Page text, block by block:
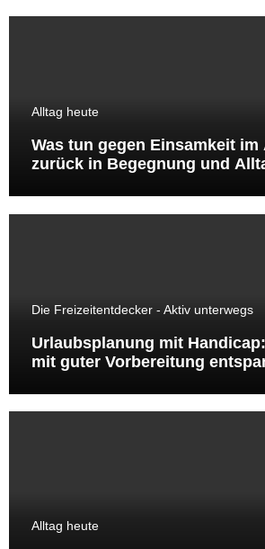
Alltag heute
Was tun gegen Einsamkeit im
zurück in Begegnung und
Die Freizeitentdecker - Aktiv unterwegs
Urlaubsplanung mit
mit guter Vorbereitung
Alltag heute